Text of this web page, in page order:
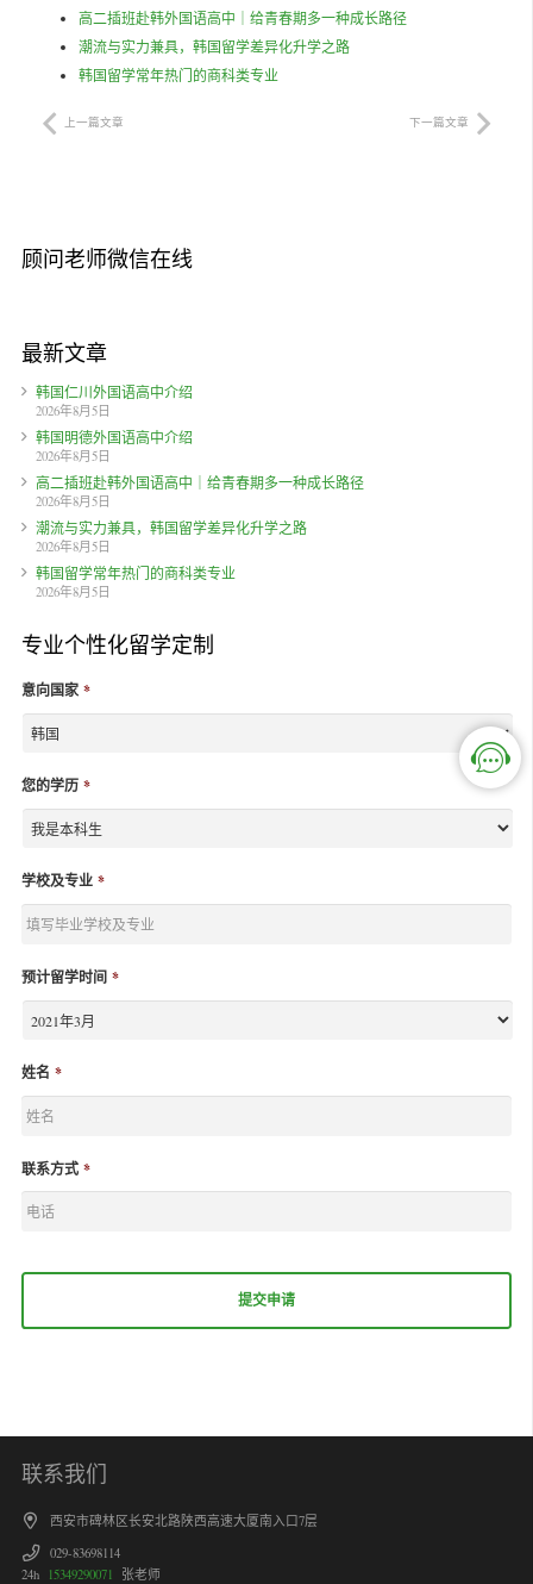
高二插班赴韩外国语高中｜给青春期多一种成长路径
潮流与实力兼具，韩国留学差异化升学之路
韩国留学常年热门的商科类专业
上一篇文章 下一篇文章
顾问老师微信在线
最新文章
韩国仁川外国语高中介绍
2026年8月5日
韩国明德外国语高中介绍
2026年8月5日
高二插班赴韩外国语高中｜给青春期多一种成长路径
2026年8月5日
潮流与实力兼具，韩国留学差异化升学之路
2026年8月5日
韩国留学常年热门的商科类专业
2026年8月5日
专业个性化留学定制
意向国家 *
您的学历 *
学校及专业 *
预计留学时间 *
姓名 *
联系方式 *
联系我们
西安市碑林区长安北路陕西高速大厦南入口7层
029-83698114
24h
15349290071 张老师